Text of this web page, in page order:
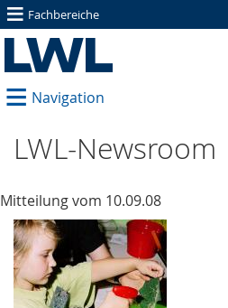
≡ Fachbereiche
≡ Navigation
LWL-Newsroom
Mitteilung vom 10.09.08